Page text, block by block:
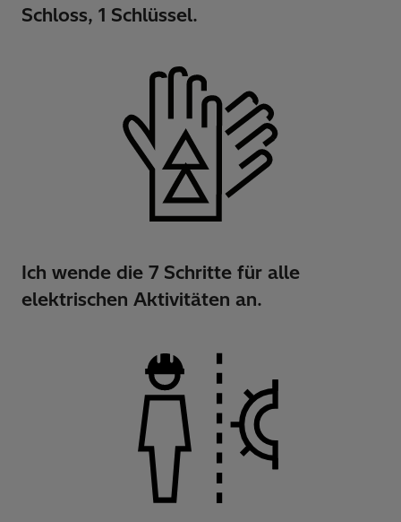
Schloss, 1 Schlüssel.
Ich wende die 7 Schritte für alle
elektrischen Aktivitäten an.